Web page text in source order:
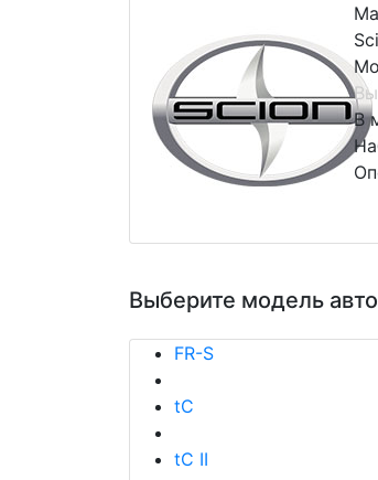
В
Выберите модель
FR-S
tC
tC II